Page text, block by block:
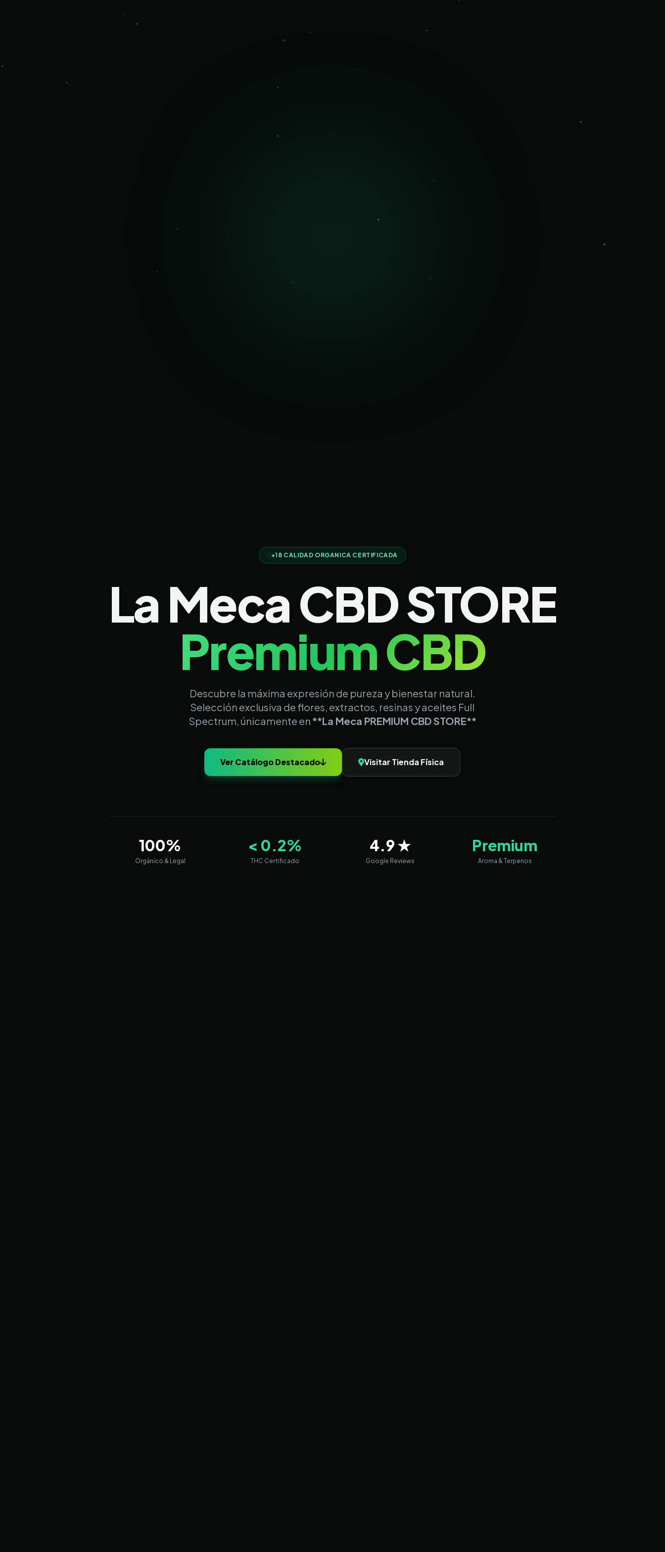
+18 CALIDAD ORGANICA CERTIFICADA
La Meca CBD STORE
Premium CBD
Descubre la máxima expresión de pureza y bienestar natural.
Selección exclusiva de flores, extractos, resinas y aceites Full
Spectrum, únicamente en **La Meca PREMIUM CBD STORE**
Ver Catálogo Destacado Visitar Tienda Física
100%
Orgánico & Legal
< 0.2%
THC Certificado
4.9 ★
Google Reviews
Premium
Aroma & Terpenos